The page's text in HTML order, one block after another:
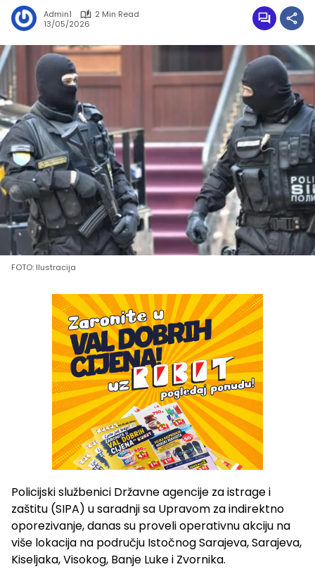
Admin1
2 Min Read
13/05/2026
FOTO: Ilustracija
Policijski službenici Državne agencije za istrage i
zaštitu (SIPA) u saradnji sa Upravom za indirektno
oporezivanje, danas su proveli operativnu akciju na
više lokacija na području Istočnog Sarajeva, Sarajeva,
Kiseljaka, Visokog, Banje Luke i Zvornika.